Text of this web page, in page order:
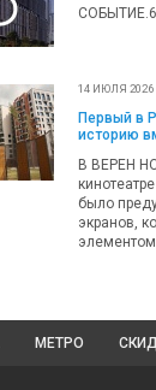
СОБЫТИЕ.6
14 ИЮЛЯ 2026
Первый в
историю
В ВЕРЕН
было
экранов,
МЕТРО